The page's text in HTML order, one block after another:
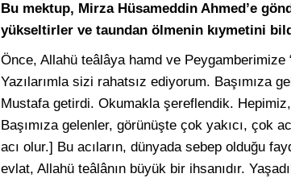
Bu mektup, Mirza Hüsameddin Ahmed’e
yükseltirler ve taundan ölmenin kıymetini
Önce, Allahü teâlâya hamd ve
Yazılarımla sizi rahatsız ediyorum. Başımıza
Mustafa getirdi. Okumakla şereflendik.
Başımıza gelenler, görünüşte çok yakıcı, çok
acı olur.] Bu acıların, dünyada sebep olduğu
evlat, Allahü teâlânın büyük bir ihsanıdır.